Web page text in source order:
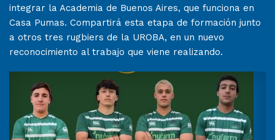
integrar la Academia de Buenos Aires, que funciona en
Casa Pumas. Compartirá esta etapa de formación junto
a otros tres rugbiers de la UROBA, en un nuevo
reconocimiento al trabajo que viene realizando.